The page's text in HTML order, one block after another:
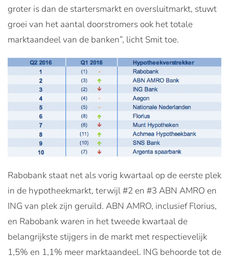
groter is dan de startersmarkt en oversluitmarkt, stuwt
groei van het aantal doorstromers ook het totale
marktaandeel van de banken”, licht Smit toe.
Rabobank staat net als vorig kwartaal op de eerste plek
in de hypotheekmarkt, terwijl #2 en #3 ABN AMRO en
ING van plek zijn geruild. ABN AMRO, inclusief Florius,
en Rabobank waren in het tweede kwartaal de
belangrijkste stijgers in de markt met respectievelijk
1,5% en 1,1% meer marktaandeel. ING behoorde tot de